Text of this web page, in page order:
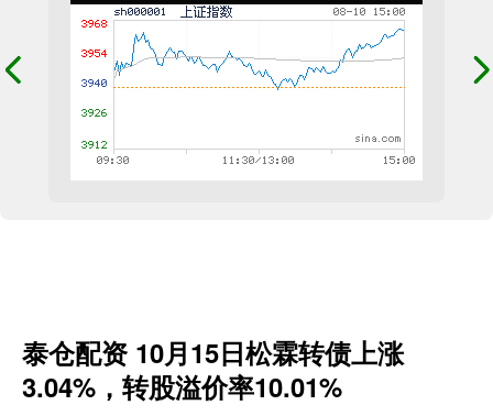
泰仓配资 10月15日松霖转债上涨
3.04%，转股溢价率10.01%